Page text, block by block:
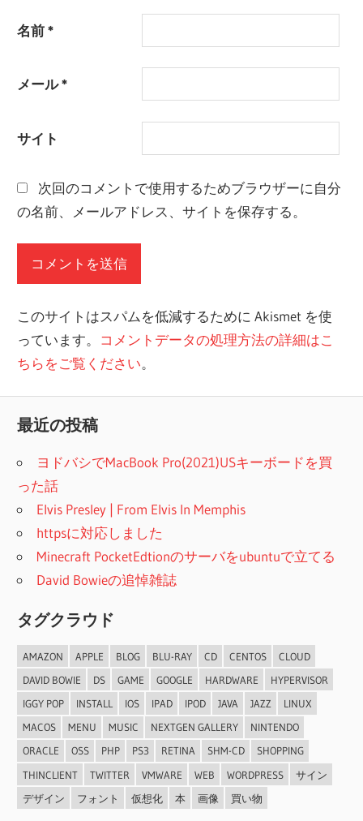
名前*
メール*
サイト
次回のコメントで使用するためブラウザーに自分
の名前、メールアドレス、サイトを保存する。
このサイトはスパムを低減するために Akismet を使
っています。 コメントデータの処理方法の詳細はこ
ちらをご覧ください。
最近の投稿
ヨドバシでMacBook Pro(2021)USキーボードを買
った話
Elvis Presley | From Elvis In Memphis
httpsに対応しました
Minecraft PocketEdtionのサーバをubuntuで立てる
David Bowieの追悼雑誌
タグクラウド
AMAZON APPLE BLOG BLU-RAY CD CENTOS
CLOUD
DAVID BOWIE
DS GAME GOOGLE HARDWARE
HYPERVISOR
IGGY POP
INSTALL IOS IPAD IPOD JAVA JAZZ
LINUX
MACOS
MENU MUSIC NEXTGEN GALLERY
NINTENDO
ORACLE
OSS PHP PS3 RETINA SHM-CD
SHOPPING
THINCLIENT
TWITTER VMWARE WEB WORDPRESS
サイン
デザイン
フォント 仮想化 本 画像 買い物